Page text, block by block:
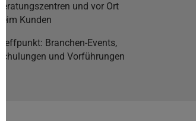
Beratungszentren und vor Ort
beim Kunden
Treffpunkt: Branchen-Events,
Schulungen und Vorführungen